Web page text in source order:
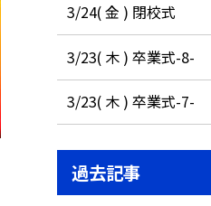
3/24( 金 ) 閉校式
3/23( 木 ) 卒業式-8-
3/23( 木 ) 卒業式-7-
過去記事